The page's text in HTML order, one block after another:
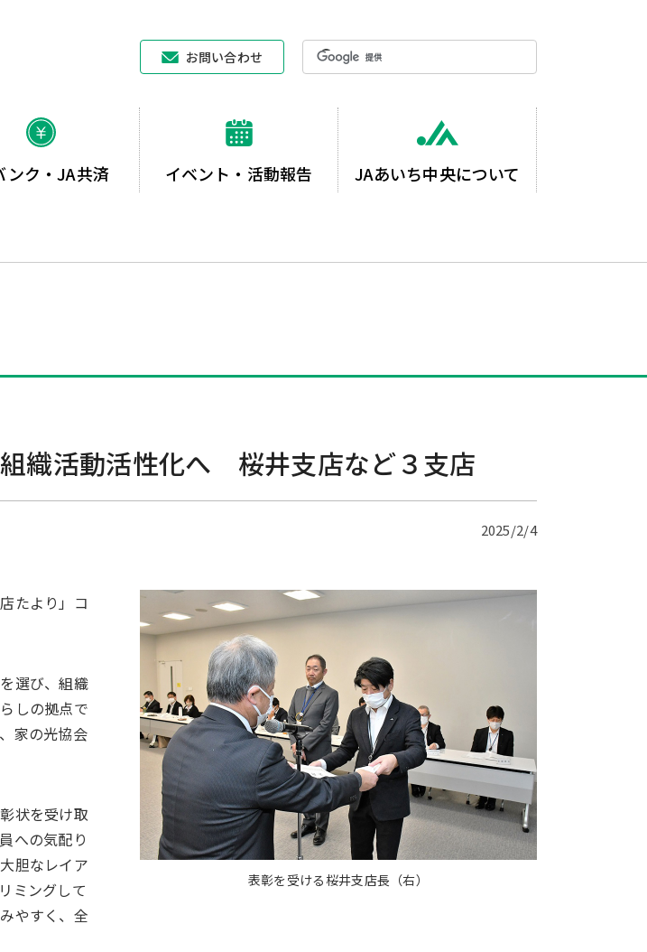
お問い合わせ
ンク・JA共済 イベント・活動報告 JAあいち中央について
織活動活性化へ 桜井支店など３支店
2025/2/4
表彰を受ける桜井支店長（右）
たより」コ
選び、組織
しの拠点で
家の光協会
状を受け取
への気配り
胆なレイア
ミングして
やすく、全